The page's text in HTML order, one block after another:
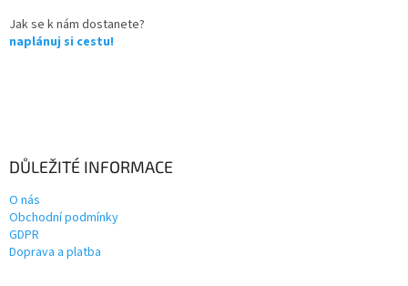
Jak se k nám dostanete?
naplánuj si cestu!
DŮLEŽITÉ INFORMACE
O nás
Obchodní podmínky
GDPR
Doprava a platba